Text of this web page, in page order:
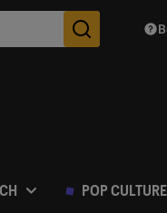
Des
POP CULTURE